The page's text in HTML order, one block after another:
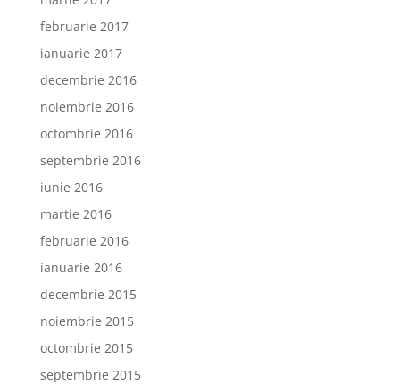
februarie 2017
ianuarie 2017
decembrie 2016
noiembrie 2016
octombrie 2016
septembrie 2016
iunie 2016
martie 2016
februarie 2016
ianuarie 2016
decembrie 2015
noiembrie 2015
octombrie 2015
septembrie 2015